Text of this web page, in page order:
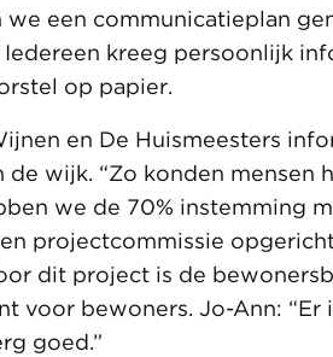
een communicatieplan
kreeg persoonlijk
op papier.
en De Huismeesters
wijk. “Zo konden mensen
we de 70% instemming
projectcommissie
dit project is de
voor bewoners. Jo-Ann: “Er
goed.”